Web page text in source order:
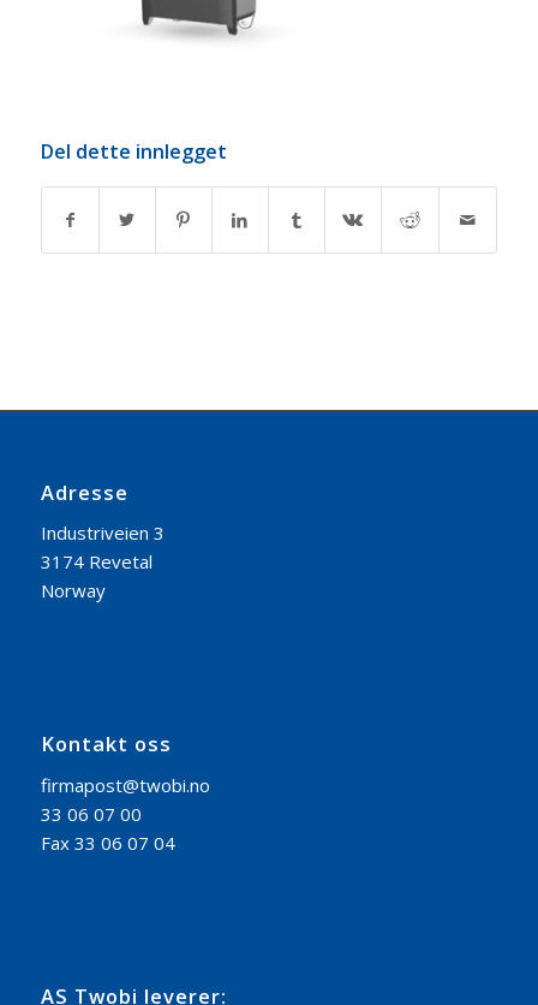
Del dette innlegget
Adresse
Industriveien 3
3174 Revetal
Norway
Kontakt oss
firmapost@twobi.no
33 06 07 00
Fax 33 06 07 04
AS Twobi leverer: